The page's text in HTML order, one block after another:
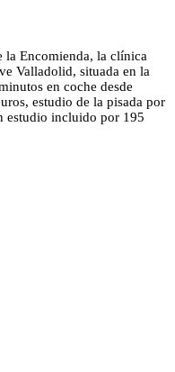
la Encomienda, la clínica
Valladolid, situada en la
en coche desde
estudio de la pisada por
estudio incluido por 195